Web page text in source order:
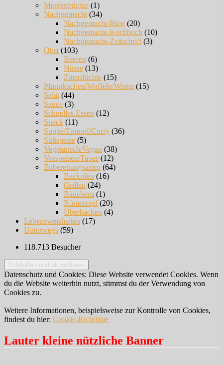
Meeresfrüchte (1)
Nachgemacht (34)
Nachgemacht-Blog (20)
Nachgemacht-Kochbuch (10)
Nachgemacht-Zeitschrift (3)
Obst (103)
Beeren (6)
Nüsse (13)
Zitrusfüchte (15)
Pfannkuchen/Waffeln/Wraps (15)
Salat (44)
Sauce (3)
Schnelles Essen (12)
Snack (11)
Suppe/Eintopf/Curry (36)
Süßspeise (5)
Vegetarisch/Vegan (38)
Vorspeisen/Tapas (12)
Zubereitungsarten (64)
Backofen (16)
Grillen (24)
Räuchern (1)
Römertopf(20)
Überbacken (4)
Lebensweisheiten (17)
Unterwegs (59)
118.713 Besucher
Datenschutz und Cookies: Diese Website verwendet Cookies. Wenn
du die Website weiterhin nutzt, stimmst du der Verwendung von
Cookies zu.
Weitere Informationen, beispielsweise zur Kontrolle von Cookies,
findest du hier: Cookie-Richtlinie
Lauter kleine nützliche Banner